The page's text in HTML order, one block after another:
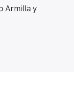
Armilla y